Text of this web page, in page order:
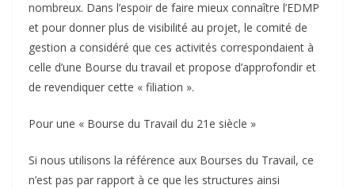
nombreux. Dans l’espoir de faire mieux connaître l’EDMP
et pour donner plus de visibilité au projet, le comité de
gestion a considéré que ces activités correspondaient à
celle d’une Bourse du travail et propose d’approfondir et
de revendiquer cette « filiation ».
Pour une « Bourse du Travail du 21e siècle »
Si nous utilisons la référence aux Bourses du Travail, ce
n’est pas par rapport à ce que les structures ainsi